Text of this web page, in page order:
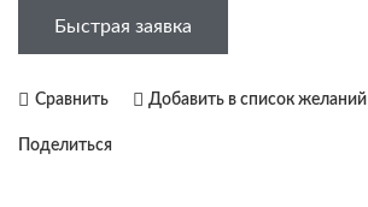
Быстрая заявка
Сравнить Добавить в список желаний
Поделиться